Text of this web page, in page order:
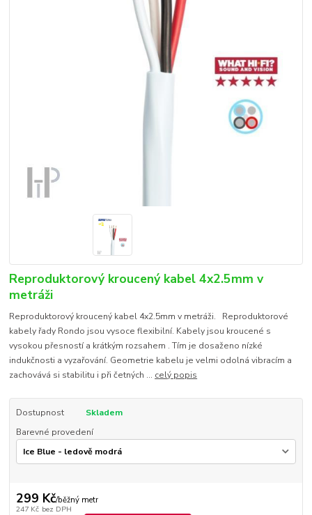
Reproduktorový kroucený kabel 4x2.5mm v
metráži
Reproduktorový kroucený kabel 4x2.5mm v metráži. Reproduktorové
kabely řady Rondo jsou vysoce flexibilní. Kabely jsou kroucené s
vysokou přesností a krátkým rozsahem . Tím je dosaženo nízké
indukčnosti a vyzařování. Geometrie kabelu je velmi odolná vibracím a
zachovává si stabilitu i při četných ... celý popis
Dostupnost
Skladem
Barevné provedení
299 Kč/běžný metr
247 Kč bez DPH